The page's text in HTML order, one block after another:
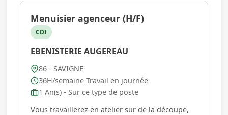
Menuisier agenceur (H/F)
CDI
EBENISTERIE AUGEREAU
86 - SAVIGNE
36H/semaine Travail en journée
1 An(s) - Sur ce type de poste
Vous travaillerez en atelier sur de la découpe,